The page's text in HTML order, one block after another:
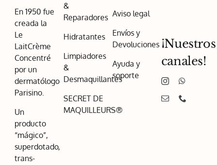
En 1950 fue
creada la
Le
LaitCrème
Concentré
por un
dermatólogo
Parisino.
Un
producto
“mágico”,
superdotado,
trans-
&
Reparadores
Hidratantes
Limpiadores
&
Desmaquillantes
SECRET DE
MAQUILLEURS®
Aviso legal
Envíos y
Devoluciones
Ayuda y
soporte
¡Nuestros
canales!